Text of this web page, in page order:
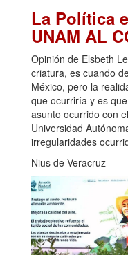
La Política
UNAM AL
Opinión de Elsbeth
criatura, es cuando
México, pero la
que ocurriría y es
asunto ocurrido con
Universidad
irregularidades
Nius de Veracruz